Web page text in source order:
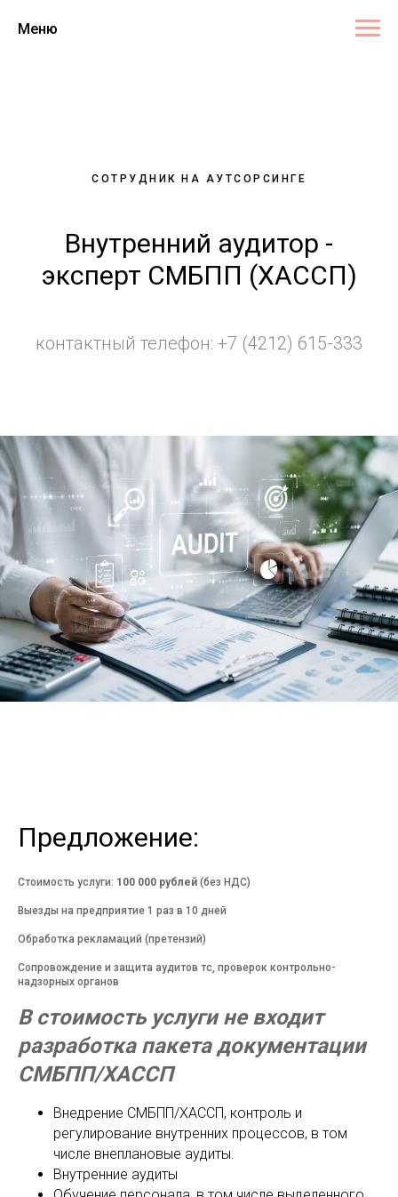
Меню
СОТРУДНИК НА АУТСОРСИНГЕ
Внутренний аудитор -
эксперт СМБПП (ХАССП)
контактный телефон: +7 (4212) 615-333
Предложение:
Стоимость услуги: 100 000 рублей (без НДС)
Выезды на предприятие 1 раз в 10 дней
Обработка рекламаций (претензий)
Сопровождение и защита аудитов тс, проверок контрольно-
надзорных органов
В стоимость услуги не входит
разработка пакета документации
СМБПП/ХАССП
Внедрение СМБПП/ХАССП, контроль и
регулирование внутренних процессов, в том
числе внеплановые аудиты.
Внутренние аудиты